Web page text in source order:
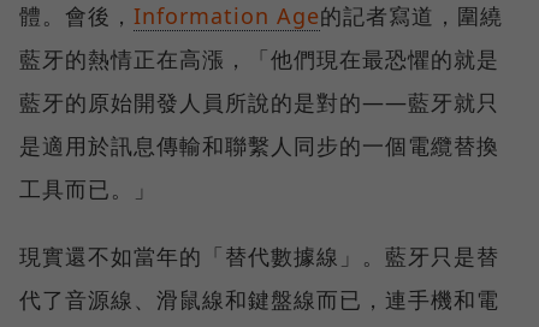
體。會後， Information Age的記者寫道，圍繞
藍牙的熱情正在高漲，「他們現在最恐懼的就是
藍牙的原始開發人員所說的是對的——藍牙就只
是適用於訊息傳輸和聯繫人同步的一個電纜替換
工具而已。」
現實還不如當年的「替代數據線」。藍牙只是替
代了音源線、滑鼠線和鍵盤線而已，連手機和電